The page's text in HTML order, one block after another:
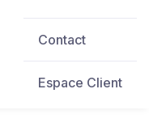
Contact
Espace Client